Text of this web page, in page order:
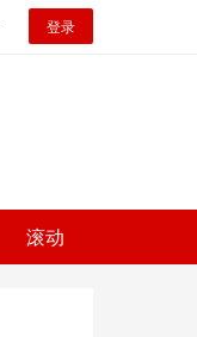
登录
滚动